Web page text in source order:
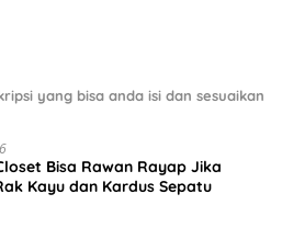
yang bisa anda isi dan sesuaikan
Bisa Rawan Rayap Jika
Kayu dan Kardus Sepatu